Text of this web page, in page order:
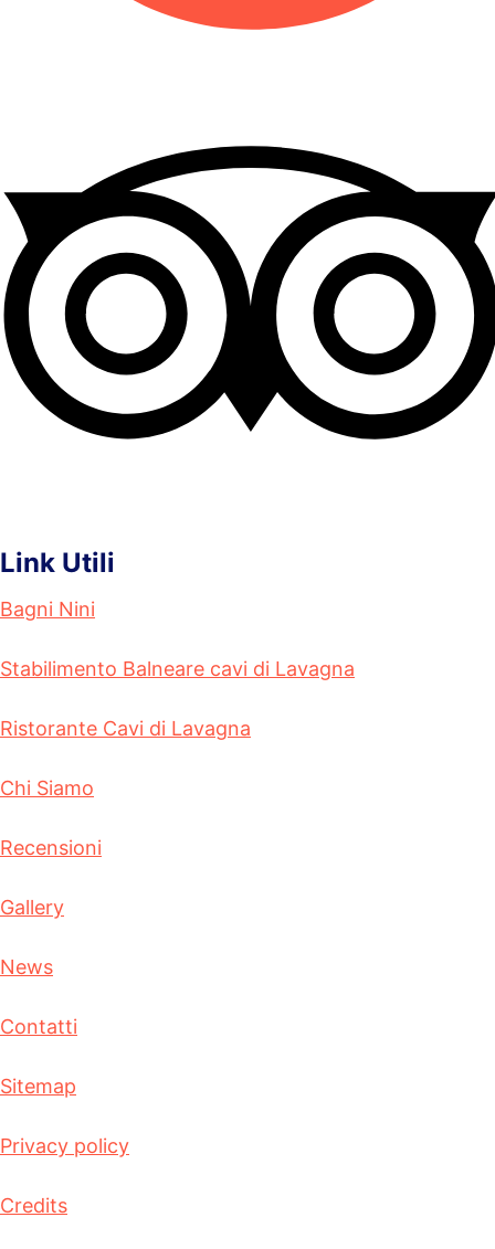
Link Utili
Bagni Nini
Stabilimento Balneare cavi di Lavagna
Ristorante Cavi di Lavagna
Chi Siamo
Recensioni
Gallery
News
Contatti
Sitemap
Privacy policy
Credits